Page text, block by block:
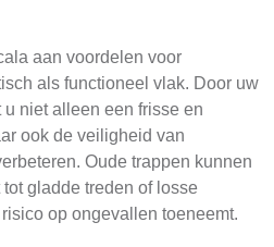
aan voordelen voor
als functioneel vlak. Door uw
niet alleen een frisse en
ook de veiligheid van
Oude trappen kunnen
gladde treden of losse
op ongevallen toeneemt.